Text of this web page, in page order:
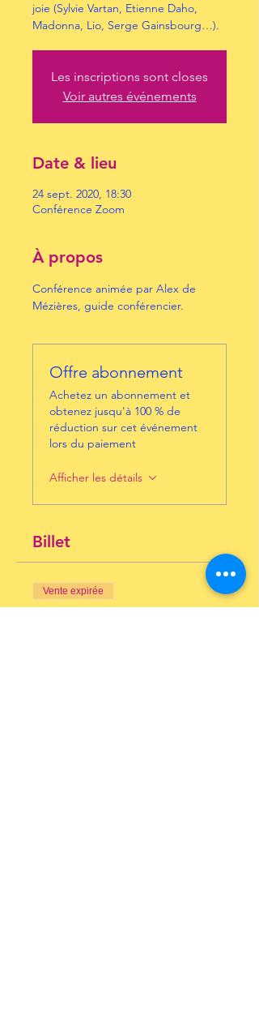
joie (Sylvie Vartan, Etienne Daho,
Madonna, Lio, Serge Gainsbourg…).
Les inscriptions sont closes
Voir autres événements
Date & lieu
24 sept. 2020, 18:30
Conférence Zoom
À propos
Conférence animée par Alex de
Mézières, guide conférencier.
Offre abonnement
Achetez un abonnement et
obtenez jusqu'à 100 % de
réduction sur cet événement
lors du paiement
Afficher les détails
Billet
Vente expirée